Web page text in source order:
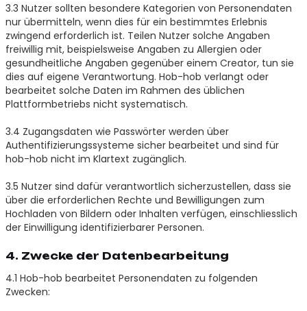
3.3 Nutzer sollten besondere Kategorien von Personendaten
nur übermitteln, wenn dies für ein bestimmtes Erlebnis
zwingend erforderlich ist. Teilen Nutzer solche Angaben
freiwillig mit, beispielsweise Angaben zu Allergien oder
gesundheitliche Angaben gegenüber einem Creator, tun sie
dies auf eigene Verantwortung. Hob-hob verlangt oder
bearbeitet solche Daten im Rahmen des üblichen
Plattformbetriebs nicht systematisch.
3.4 Zugangsdaten wie Passwörter werden über
Authentifizierungssysteme sicher bearbeitet und sind für
hob-hob nicht im Klartext zugänglich.
3.5 Nutzer sind dafür verantwortlich sicherzustellen, dass sie
über die erforderlichen Rechte und Bewilligungen zum
Hochladen von Bildern oder Inhalten verfügen, einschliesslich
der Einwilligung identifizierbarer Personen.
4. Zwecke der Datenbearbeitung
4.1 Hob-hob bearbeitet Personendaten zu folgenden
Zwecken: